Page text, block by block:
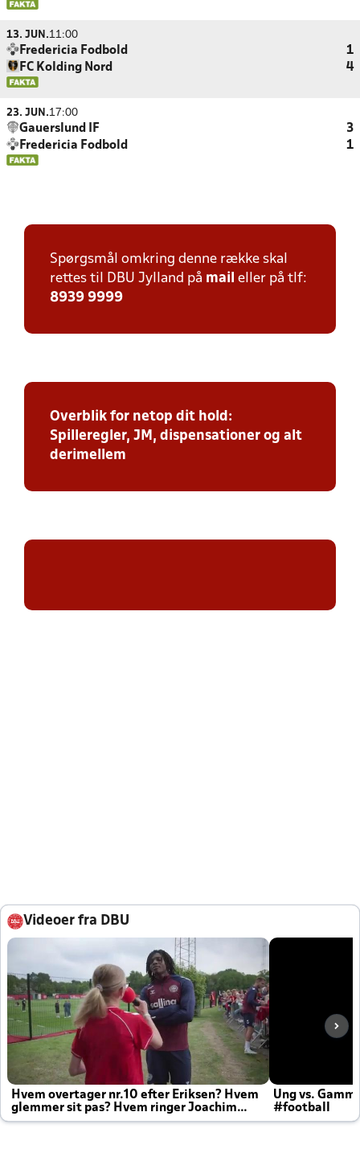
13. JUN.11:00
Fredericia Fodbold
1
FC Kolding Nord
4
23. JUN.17:00
Gauerslund IF
3
Fredericia Fodbold
1
Spørgsmål omkring denne række skal
rettes til DBU Jylland på mail eller på tlf:
8939 9999
Overblik for netop dit hold:
Spilleregler, JM, dispensationer og alt
derimellem
Videoer fra DBU
Hvem overtager nr.10 efter Eriksen? Hvem
glemmer sit pas? Hvem ringer Joachim
altid til efter kampe?
Ung vs.
#football